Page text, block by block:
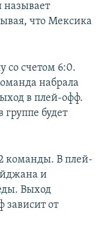
называет
что Мексика
со счетом 6:0.
набрала
в плей-офф.
будет
команды. В плей-
и
Выход
от